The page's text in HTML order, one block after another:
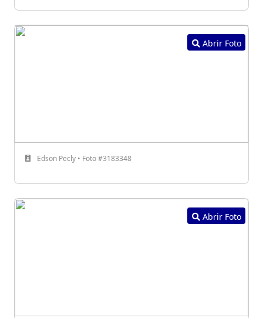
Abrir Foto
Edson Pecly • Foto #3183348
Abrir Foto